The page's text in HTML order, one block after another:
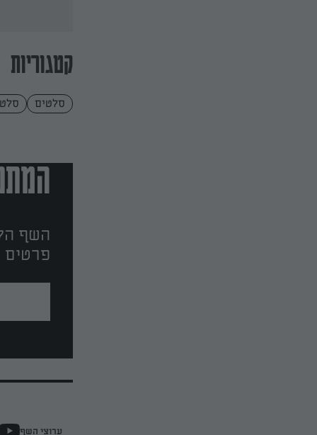
קטגוריות
סלטים
השף
פרטים
ערוצי השף